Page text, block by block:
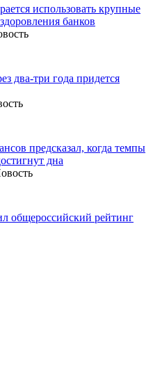
использовать крупные
банков
два-три года придется
предсказал, когда темпы
дна
общероссийский рейтинг